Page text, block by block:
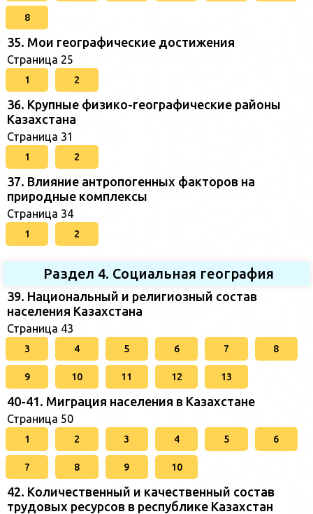
8
35. Мои географические достижения
Страница 25
1 2
36. Крупные физико-географические районы
Казахстана
Страница 31
1 2
37. Влияние антропогенных факторов на
природные комплексы
Страница 34
1 2
Раздел 4. Социальная география
39. Национальный и религиозный состав
населения Казахстана
Страница 43
3 4 5 6 7 8
9 10 11 12 13
40-41. Миграция населения в Казахстане
Страница 50
1 2 3 4 5 6
7 8 9 10
42. Количественный и качественный состав
трудовых ресурсов в республике Казахстан